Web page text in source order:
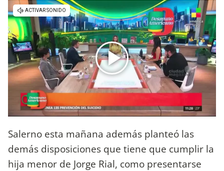
Salerno esta mañana además planteó las
demás disposiciones que tiene que cumplir la
hija menor de Jorge Rial, como presentarse